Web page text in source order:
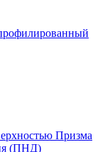
Призма
(ПНД)